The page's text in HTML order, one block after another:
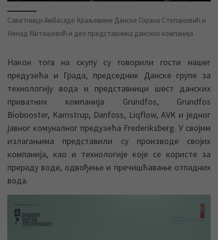
Саветници Амбасаде Краљевине Данске Горана Степановић и
Ненад Митошевић и део представника данских компанија
Након тога на скупу су говорили гости нашег
предузећа и Града, председник Данске групе за
технологију вода и представници шест данских
приватних компанија Grundfos, Grundfos
Biobooster, Kamstrup, Danfoss, Liqflow, AVK и једног
јавног комуналног предузећа Frederiksberg. У својим
излагањима представили су производе својих
компанија, као и технологије које се користе за
прераду воде, одвођење и пречишћавање отпадних
вода.